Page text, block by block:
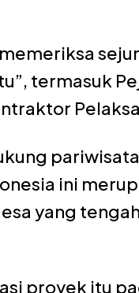
termasuk
pariwisata
ini
yang tengah
proyek itu